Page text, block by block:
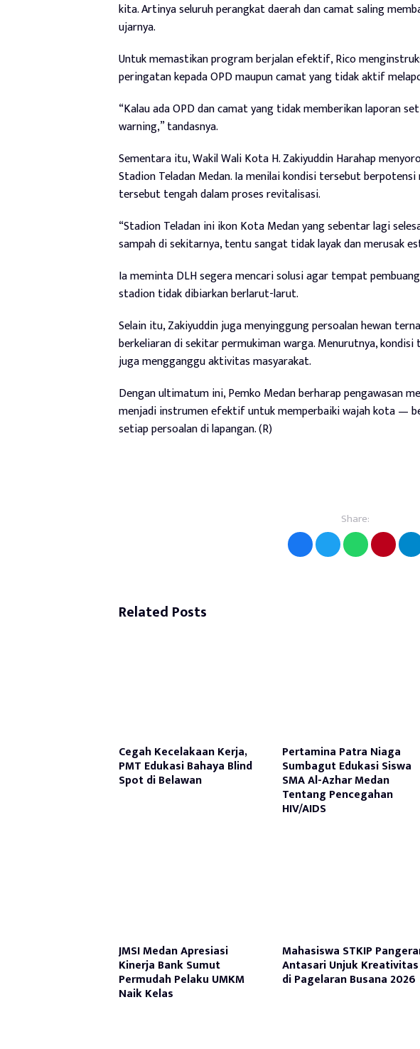
kita. Artinya seluruh perangkat daerah dan camat saling
ujarnya.
Untuk memastikan program berjalan efektif, Rico
peringatan kepada OPD maupun camat yang tidak aktif
“Kalau ada OPD dan camat yang tidak memberikan laporan
warning,” tandasnya.
Sementara itu, Wakil Wali Kota H. Zakiyuddin Harahap
Stadion Teladan Medan. Ia menilai kondisi tersebut
tersebut tengah dalam proses revitalisasi.
“Stadion Teladan ini ikon Kota Medan yang sebentar lagi
sampah di sekitarnya, tentu sangat tidak layak dan merusak
Ia meminta DLH segera mencari solusi agar tempat
stadion tidak dibiarkan berlarut-larut.
Selain itu, Zakiyuddin juga menyinggung persoalan hewan
berkeliaran di sekitar permukiman warga. Menurutnya,
juga mengganggu aktivitas masyarakat.
Dengan ultimatum ini, Pemko Medan berharap pengawasan
menjadi instrumen efektif untuk memperbaiki wajah kota —
setiap persoalan di lapangan. (R)
Share:
Related Posts
Cegah Kecelakaan Kerja,
PMT Edukasi Bahaya Blind
Spot di Belawan
Pertamina Patra Niaga
Sumbagut Edukasi Siswa
SMA Al-Azhar Medan
Tentang Pencegahan
HIV/AIDS
JMSI Medan Apresiasi
Kinerja Bank Sumut
Permudah Pelaku UMKM
Naik Kelas
Mahasiswa STKIP
Antasari Unjuk Kreativitas
di Pagelaran Busana 2026